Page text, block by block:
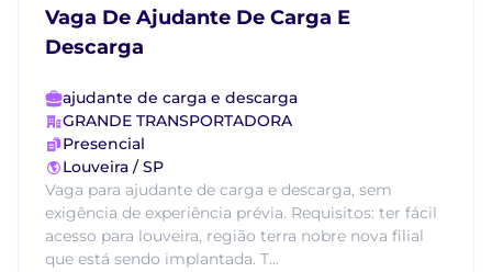
Vaga De Ajudante De Carga E
Descarga
ajudante de carga e descarga
GRANDE TRANSPORTADORA
Presencial
Louveira / SP
Vaga para ajudante de carga e descarga, sem
exigência de experiência prévia. Requisitos: ter fácil
acesso para louveira, região terra nobre nova filial
que está sendo implantada. T...